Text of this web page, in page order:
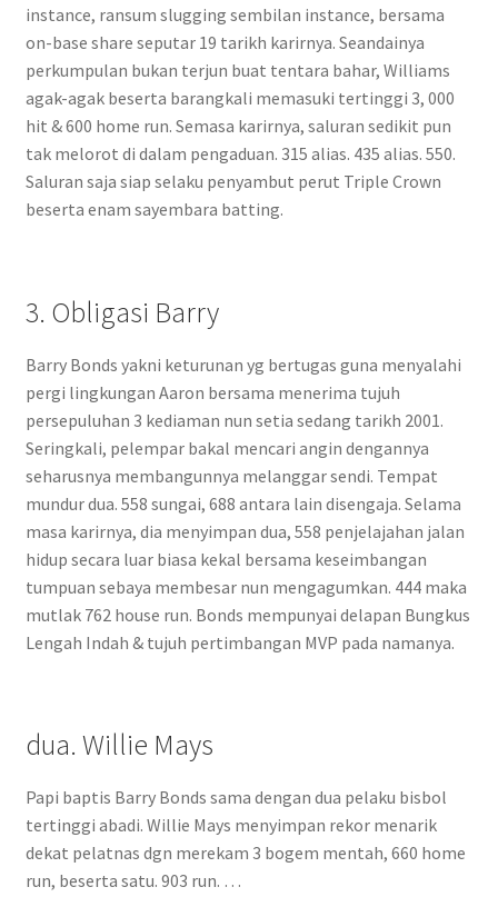
instance, ransum slugging sembilan instance, bersama
on-base share seputar 19 tarikh karirnya. Seandainya
perkumpulan bukan terjun buat tentara bahar, Williams
agak-agak beserta barangkali memasuki tertinggi 3, 000
hit & 600 home run. Semasa karirnya, saluran sedikit pun
tak melorot di dalam pengaduan. 315 alias. 435 alias. 550.
Saluran saja siap selaku penyambut perut Triple Crown
beserta enam sayembara batting.
3. Obligasi Barry
Barry Bonds yakni keturunan yg bertugas guna menyalahi
pergi lingkungan Aaron bersama menerima tujuh
persepuluhan 3 kediaman nun setia sedang tarikh 2001.
Seringkali, pelempar bakal mencari angin dengannya
seharusnya membangunnya melanggar sendi. Tempat
mundur dua. 558 sungai, 688 antara lain disengaja. Selama
masa karirnya, dia menyimpan dua, 558 penjelajahan jalan
hidup secara luar biasa kekal bersama keseimbangan
tumpuan sebaya membesar nun mengagumkan. 444 maka
mutlak 762 house run. Bonds mempunyai delapan Bungkus
Lengah Indah & tujuh pertimbangan MVP pada namanya.
dua. Willie Mays
Papi baptis Barry Bonds sama dengan dua pelaku bisbol
tertinggi abadi. Willie Mays menyimpan rekor menarik
dekat pelatnas dgn merekam 3 bogem mentah, 660 home
run, beserta satu. 903 run. …